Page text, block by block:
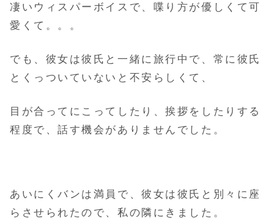
凄いウィスパーボイスで、喋り方が優しくて可
愛くて。。。
でも、彼女は彼氏と一緒に旅行中で、常に彼氏
とくっついていないと不安らしくて、
目が合ってにこってしたり、挨拶をしたりする
程度で、話す機会がありませんでした。
あいにくバンは満員で、彼女は彼氏と別々に座
らさせられたので、私の隣にきました。